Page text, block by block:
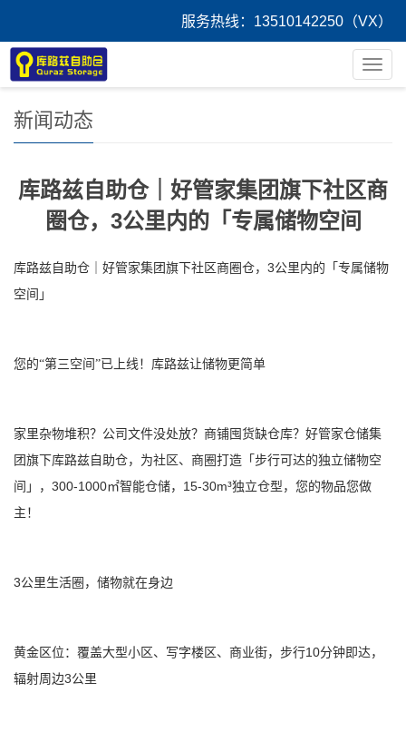
服务热线：13510142250（VX）
导
航
您的位置：首 页
新闻动态
库路兹自助仓｜好管家集团旗下社区商
圈仓，3公里内的「专属储物空间
库路兹自助仓｜好管家集团旗下社区商圈仓， 3公里内的「专属储物
空间」
您的“第三空间”已上线！库路兹让储物更简单
家里杂物堆积？公司文件没处放？商铺囤货缺仓库？好管家仓储集
团旗下库路兹自助仓，为社区、商圈打造「步行可达的独立储物空
间」， 300-1000㎡智能仓储， 15-30m³独立仓型，您的物品您做
主！
3公里生活圈，储物就在身边
黄金区位：覆盖大型小区、写字楼区、商业街，步行10分钟即达，
辐射周边3公里